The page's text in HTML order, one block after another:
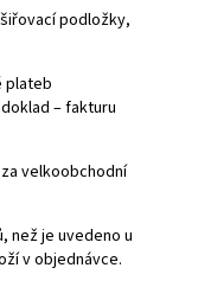
podložky,
plateb
– fakturu
velkoobchodní
než je uvedeno u
v objednávce.